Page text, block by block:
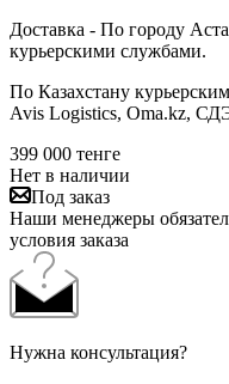
Доставка - По городу
курьерскими службами.
По Казахстану
Avis Logistics, Oma.kz,
399 000 тенге
Нет в наличии
Под заказ
Наши менеджеры
условия заказа
Нужна консультация?